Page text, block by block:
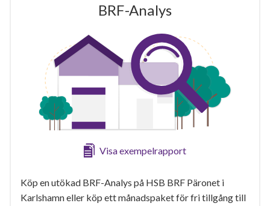
BRF-Analys
Visa exempelrapport
Köp en utökad BRF-Analys på HSB BRF Päronet i
Karlshamn eller köp ett månadspaket för fri tillgång till